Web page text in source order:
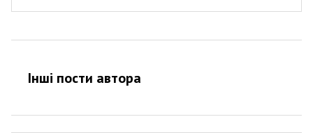
Інші пости автора